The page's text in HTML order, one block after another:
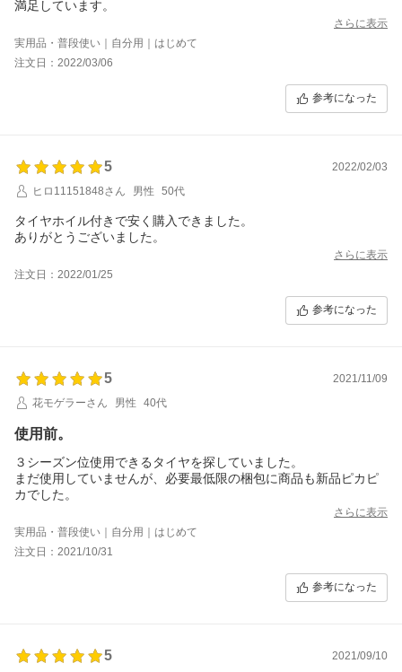
満足しています。
さらに表示
実用品・普段使い｜自分用｜はじめて
注文日：2022/03/06
参考になった
5
2022/02/03
ヒロ11151848さん
男性 50代
タイヤホイル付きで安く購入できました。
ありがとうございました。
さらに表示
注文日：2022/01/25
参考になった
5
2021/11/09
花モゲラーさん
男性 40代
使用前。
３シーズン位使用できるタイヤを探していました。
まだ使用していませんが、必要最低限の梱包に商品も新品ピカピ
カでした。
さらに表示
実用品・普段使い｜自分用｜はじめて
注文日：2021/10/31
参考になった
5
2021/09/10